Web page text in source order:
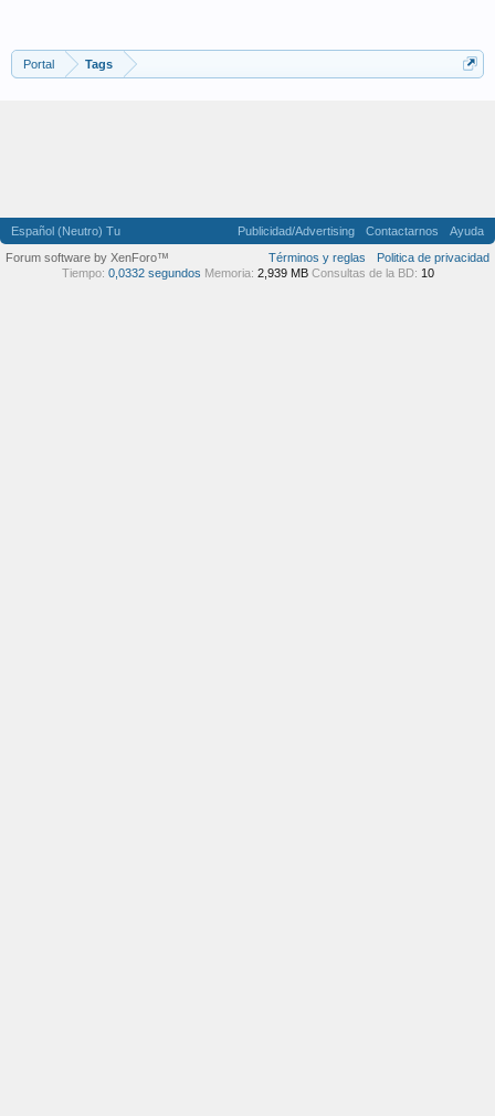
Portal Tags
Español (Neutro) Tu Publicidad/Advertising Contactarnos
Ayuda
Términos y reglas
Politica de privacidad
Forum software by XenForo™
Tiempo: 0,0332 segundos Memoria: 2,939 MB Consultas de la BD: 10